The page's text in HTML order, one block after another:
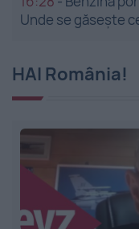
Unde se găsește
HAI România!